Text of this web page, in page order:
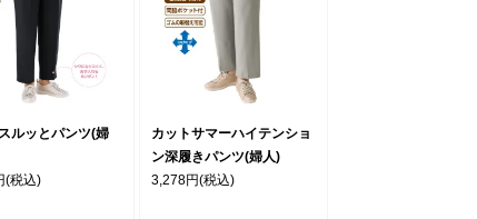
ルッとパンツ(婦
(税込)
カットサマーハイテンショ
ン深履きパンツ(婦人)
3,278円(税込)